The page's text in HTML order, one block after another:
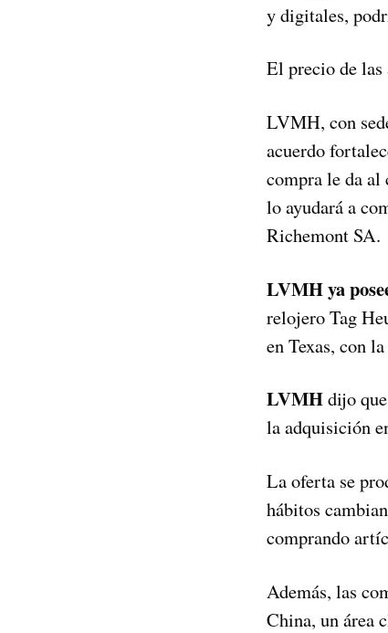
y digitales,
El precio de
LVMH, con
acuerdo
compra le da al
lo ayudará a
Richemont SA.
LVMH ya
relojero Tag
en Texas, con
LVMHdijo
la adquisición
La oferta se
hábitos
comprando
Además, las
China, un área